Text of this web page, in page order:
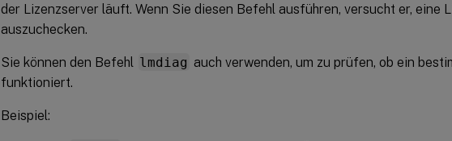
der Lizenzserver läuft. Wenn Sie diesen Befehl ausführen, versucht er, eine
auszuchecken.
Sie können den Befehl lmdiag auch verwenden, um zu prüfen, ob ein
funktioniert.
Beispiel: